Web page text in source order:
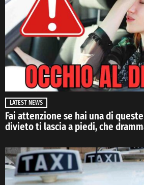
LATEST NEWS
Fai attenzione se hai una di
divieto ti lascia a piedi, che